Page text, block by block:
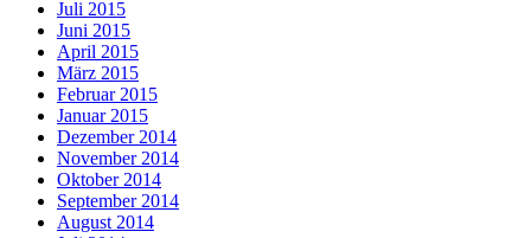
Juli 2015
Juni 2015
April 2015
März 2015
Februar 2015
Januar 2015
Dezember 2014
November 2014
Oktober 2014
September 2014
August 2014